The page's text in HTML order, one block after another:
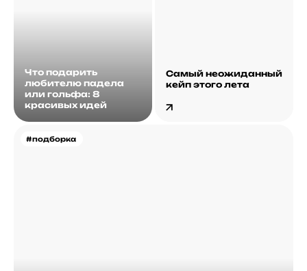
Что подарить
любителю падела
или гольфа: 8
красивых идей
#подборка
Самый неожиданный
кейп этого лета